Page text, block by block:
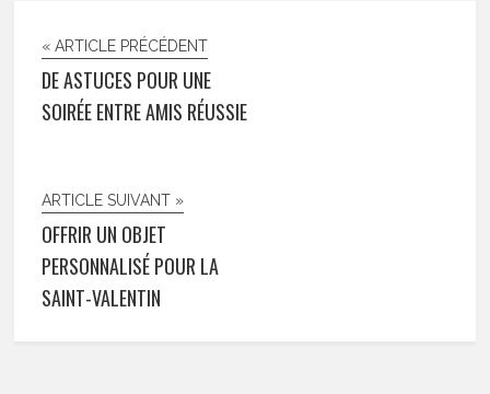
« ARTICLE PRÉCÉDENT
DE ASTUCES POUR UNE
SOIRÉE ENTRE AMIS RÉUSSIE
ARTICLE SUIVANT »
OFFRIR UN OBJET
PERSONNALISÉ POUR LA
SAINT-VALENTIN